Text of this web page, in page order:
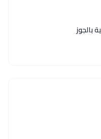
بالجوز